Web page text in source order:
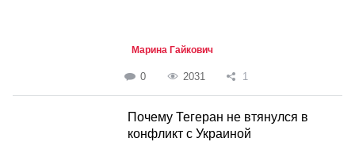
Марина Гайкович
0 2031 1
Почему Тегеран не втянулся в
конфликт с Украиной